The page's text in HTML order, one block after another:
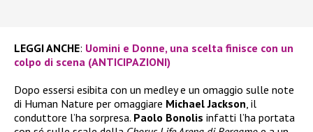
LEGGI ANCHE: Uomini e Donne, una scelta finisce con un
colpo di scena (ANTICIPAZIONI)
Dopo essersi esibita con un medley e un omaggio sulle note
di Human Nature per omaggiare Michael Jackson , il
conduttore l’ha sorpresa. Paolo Bonolis infatti l’ha portata